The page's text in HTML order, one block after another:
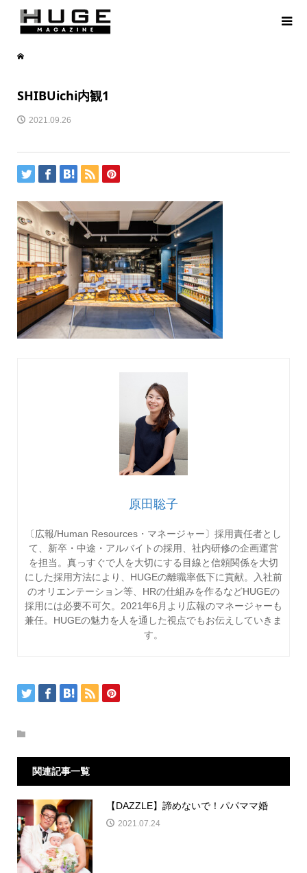
SHIBUichi内観1
2021.09.26
原田聡子
〔広報/Human Resources・マネージャー〕採用責任者とし
て、新卒・中途・アルバイトの採用、社内研修の企画運営
を担当。真っすぐで人を大切にする目線と信頼関係を大切
にした採用方法により、HUGEの離職率低下に貢献。入社前
のオリエンテーション等、HRの仕組みを作るなどHUGEの
採用には必要不可欠。2021年6月より広報のマネージャーも
兼任。HUGEの魅力を人を通した視点でもお伝えしていきま
す。
関連記事一覧
【DAZZLE】諦めないで！パパママ婚
2021.07.24